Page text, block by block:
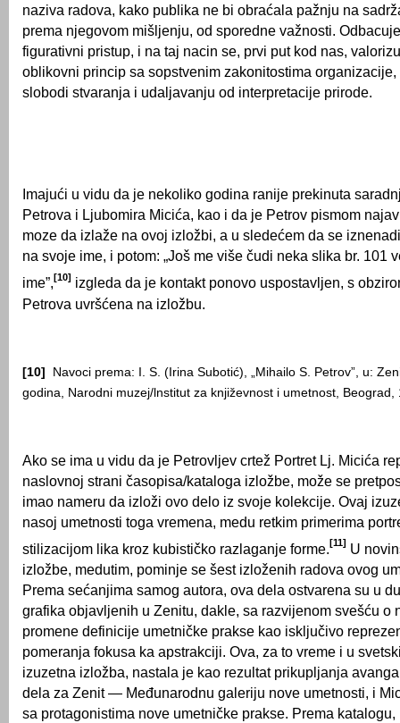
naziva radova, kako publika ne bi obraćala pažnju na
prema njegovom mišljenju, od sporedne važnosti.
figurativni pristup, i na taj nacin se, prvi put kod nas,
oblikovni princip sa sopstvenim zakonitostima
slobodi stvaranja i udaljavanju od interpretacije prirode.
Imajući u vidu da je nekoliko godina ranije prekinuta
Petrova i Ljubomira Micića, kao i da je Petrov pismom
moze da izlaže na ovoj izložbi, a u sledećem da se
na svoje ime, i potom: „Još me više čudi neka slika br. 101
ime”,[10] izgleda da je kontakt ponovo uspostavljen, s
Petrova uvršćena na izložbu.
[10]
Navoci prema: I. S. (Irina Subotić), „Mihailo S. Petrov”, u:
godina, Narodni muzej/lnstitut za književnost i umetnost, Beograd,
Ako se ima u vidu da je Petrovljev crtež Portret Lj. Micića
naslovnoj strani časopisa/kataloga izlož­be, može se
imao nameru da izloži ovo delo iz svoje kolekcije. Ovaj
nasoj umetnosti toga vremena, medu retkim primerima
stilizacijom lika kroz kubističko razlaganje for­me.[11] U
izložbe, medutim, pominje se šest izloženih radova ovog
Prema sećanjima samog autora, ova dela ostvarena su u
grafika objavljenih u Zenitu, dakle, sa razvijenom svešću o
promene definicije umetničke prakse kao isključivo
pomeranja fokusa ka apstrakciji. Ova, za to vreme i u
izuzetna izložba, nastala je kao rezultat prikupljanja
dela za Zenit — Međunarodnu galeriju nove umetnosti, i
sa protagonistima nove umetničke prakse. Prema